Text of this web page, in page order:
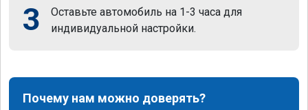
3
Оставьте автомобиль на 1-3 часа для
индивидуальной настройки.
Почему нам можно доверять?